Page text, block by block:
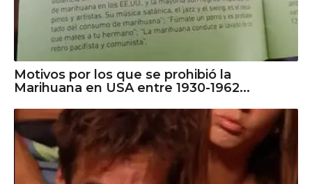
Motivos por los que se prohibió la
Marihuana en USA entre 1930-1962...